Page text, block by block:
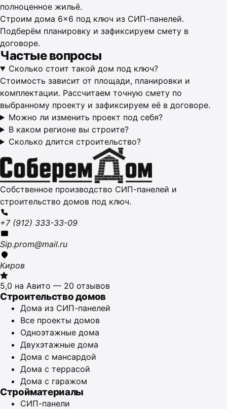
полноценное жильё.
Строим дома 6×6 под ключ из СИП-панелей.
Подберём планировку и зафиксируем смету в
договоре.
Частые вопросы
Сколько стоит такой дом под ключ?
Стоимость зависит от площади, планировки и
комплектации. Рассчитаем точную смету по
выбранному проекту и зафиксируем её в договоре.
Можно ли изменить проект под себя?
В каком регионе вы строите?
Сколько длится строительство?
Собственное производство СИП-панелей и
строительство домов под ключ.
+7 (912) 333-33-09
Sip.prom@mail.ru
Киров
5,0 на Авито — 20 отзывов
Строительство домов
Дома из СИП-панелей
Все проекты домов
Одноэтажные дома
Двухэтажные дома
Дома с мансардой
Дома с террасой
Дома с гаражом
Стройматериалы
СИП-панели